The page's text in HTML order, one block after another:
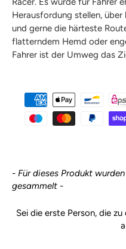
Herausfordung stellen,
und gerne die härteste
flatterndem Hemd oder
Fahrer ist der Umweg das
- Für dieses Produkt
gesammelt -
Sei die erste Person, die
New content loaded